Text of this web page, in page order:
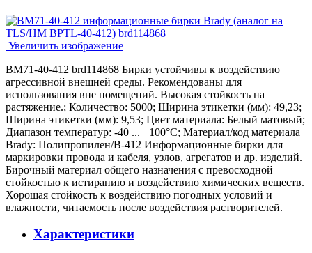
Увеличить изображение
BM71-40-412 brd114868 Бирки устойчивы к воздействию
агрессивной внешней среды. Рекомендованы для
использования вне помещений. Высокая стойкость на
растяжение.; Количество: 5000; Ширина этикетки (мм): 49,23;
Ширина этикетки (мм): 9,53; Цвет материала: Белый матовый;
Диапазон температур: -40 ... +100°С; Материал/код материала
Brady: Полипропилен/В-412 Информационные бирки для
маркировки провода и кабеля, узлов, агрегатов и др. изделий.
Бирочный материал общего назначения с превосходной
стойкостью к истиранию и воздействию химических веществ.
Хорошая стойкость к воздействию погодных условий и
влажности, читаемость после воздействия растворителей.
Характеристики